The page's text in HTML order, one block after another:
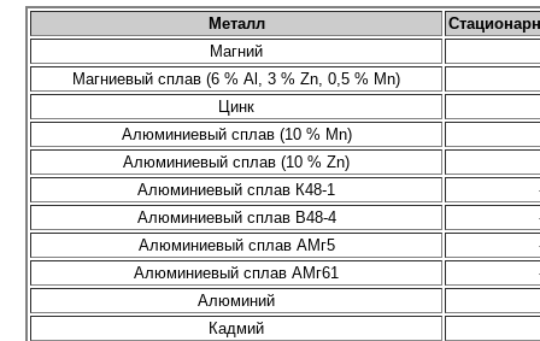
Металл
Магний
Магниевый сплав (6 % Аl, 3 % Zn, 0,5 % Mn)
Цинк
Алюминиевый сплав (10 % Mn)
Алюминиевый сплав (10 % Zn)
Алюминиевый сплав К48-1
Алюминиевый сплав В48-4
Алюминиевый сплав АМг5
Алюминиевый сплав АМг61
Алюминий
Кадмий